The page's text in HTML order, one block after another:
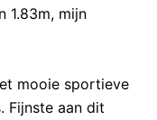
1.83m, mijn
mooie sportieve
Fijnste aan dit